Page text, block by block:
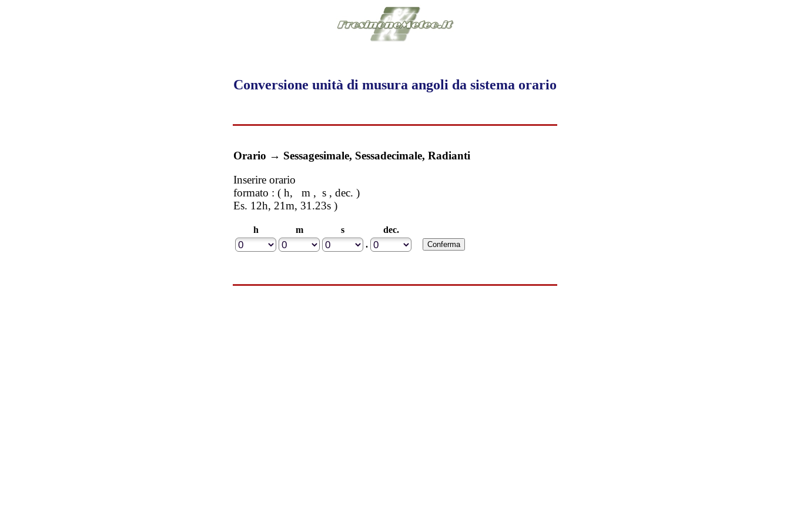
Conversione unità di musura angoli da sistema orario
Orario → Sessagesimale, Sessadecimale, Radianti
Inserire orario
formato : ( h, m , s , dec. )
Es. 12h, 21m, 31.23s )
h m s
dec.
.